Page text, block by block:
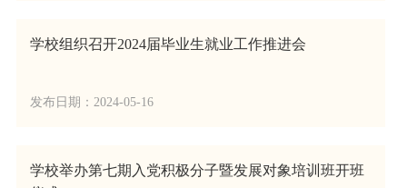
学校组织召开2024届毕业生就业工作推进会
发布日期：2024-05-16
学校举办第七期入党积极分子暨发展对象培训班开班